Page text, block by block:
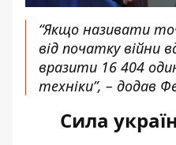
“Якщо називати
від початку війни
вразити 16 404
техніки”, – додав
Сила